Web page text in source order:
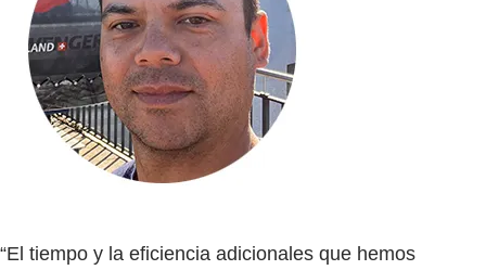
“El tiempo y la eficiencia adicionales que hemos